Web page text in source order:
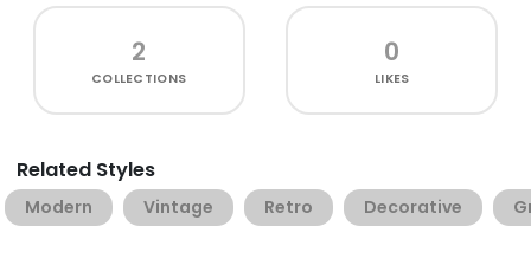
2
COLLECTIONS
0
LIKES
Related Styles
Modern Vintage Retro Decorative